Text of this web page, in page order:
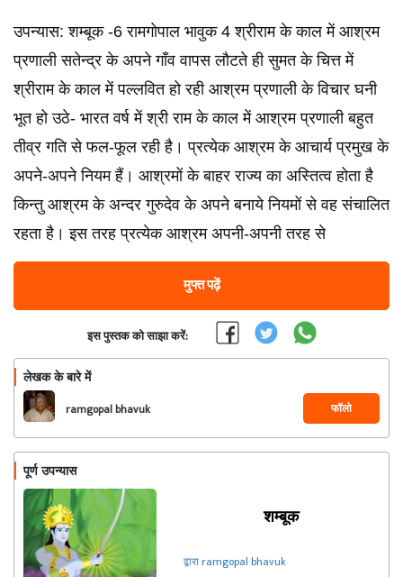
उपन्यास: शम्बूक -6 रामगोपाल भावुक 4 श्रीराम के काल में आश्रम
प्रणाली सतेन्द्र के अपने गाँव वापस लौटते ही सुमत के चित्त में
श्रीराम के काल में पल्लवित हो रही आश्रम प्रणाली के विचार घनी
भूत हो उठे- भारत वर्ष में श्री राम के काल में आश्रम प्रणाली बहुत
तीव्र गति से फल-फूल रही है। प्रत्येक आश्रम के आचार्य प्रमुख के
अपने-अपने नियम हैं। आश्रमों के बाहर राज्य का अस्तित्व होता है
किन्तु आश्रम के अन्दर गुरुदेव के अपने बनाये नियमों से वह संचालित
रहता है। इस तरह प्रत्येक आश्रम अपनी-अपनी तरह से
मुफ्त पढ़ें
इस पुस्तक को साझा करें:
लेखक के बारे में
ramgopal bhavuk फॉलो
पूर्ण उपन्यास
शम्बूक
द्वारा ramgopal bhavuk